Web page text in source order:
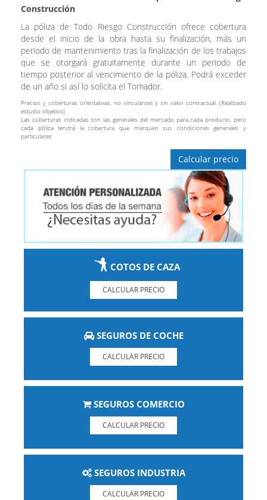
Construcción
La póliza de Todo Riesgo Construcción ofrece cobertura
desde el inicio de la obra hasta su finalización, más un
periodo de mantenimiento tras la finalización de los trabajos
que se otorgará gratuitamente durante un periodo de
tiempo posterior al vencimiento de la póliza. Podrá exceder
de un año si así lo solicita el Tomador.
Precios y coberturas orientativas, no vinculantes y sin valor contractual. (Realizado
estudio objetivo)
Las coberturas indicadas son las generales del mercado para cada producto, pero
cada póliza tendrá la cobertura que marquen sus condiciones generales y
particulares
Calcular precio
COTOS DE CAZA
CALCULAR PRECIO
SEGUROS DE COCHE
CALCULAR PRECIO
SEGUROS COMERCIO
CALCULAR PRECIO
SEGUROS INDUSTRIA
CALCULAR PRECIO